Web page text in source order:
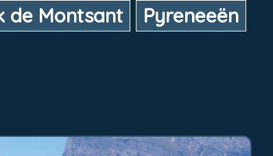
de Montsant
Pyreneeën